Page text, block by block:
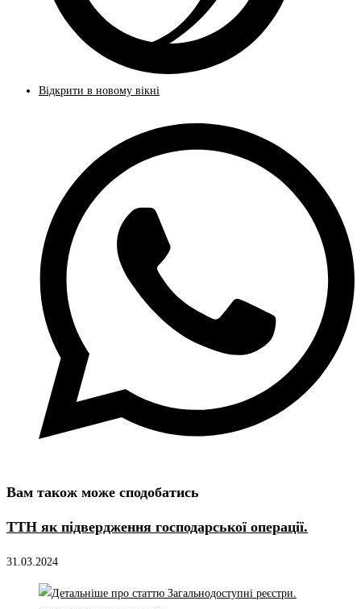
Відкрити в новому вікні
Вам також може сподобатись
ТТН як підвердження господарської операції.
31.03.2024